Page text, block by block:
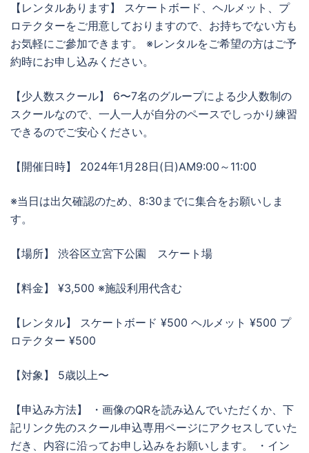
【レンタルあります】 スケートボード、ヘルメット、プ
ロテクターをご用意しておりますので、お持ちでない方も
お気軽にご參加できます。 ※レンタルをご希望の方はご予
約時にお申し込みください。
【少人数スクール】 6〜7名のグループによる少人数制の
スクールなので、一人一人が自分のペースでしっかり練習
できるのでご安心ください。
【開催日時】 2024年1月28日(日)AM9:00～11:00
※当日は出欠確認のため、8:30までに集合をお願いしま
す。
【場所】 渋谷区立宮下公園 スケート場
【料金】 ¥3,500 ※施設利用代含む
【レンタル】 スケートボード ¥500 ヘルメット ¥500 プ
ロテクター ¥500
【対象】 5歳以上〜
【申込み方法】 ・画像のQRを読み込んでいただくか、下
記リンク先のスクール申込専用ページにアクセスしていた
だき、内容に沿ってお申し込みをお願いします。 ・イン